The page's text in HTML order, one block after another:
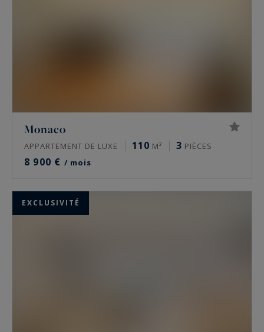
Monaco
APPARTEMENT DE LUXE 110 M² 3 PIÈCES
8 900 € / mois
EXCLUSIVITÉ